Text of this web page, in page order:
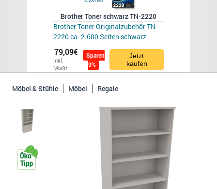
Brother Toner schwarz TN-2220
Brother Toner Originalzubehör TN-
2220 ca. 2.600 Seiten schwarz
79,09€
inkl.
MwSt.
Sparen
9%
Jetzt
kaufen
Möbel & Stühle Möbel Regale